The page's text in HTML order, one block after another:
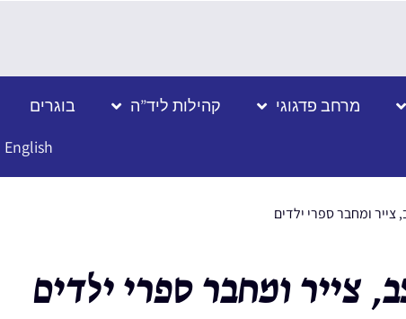
מרחב פדגוגי קהילות ליד”ה בוגרים
English
צייר ומחבר ספרי ילדים
צייר ומחבר ספרי ילדים